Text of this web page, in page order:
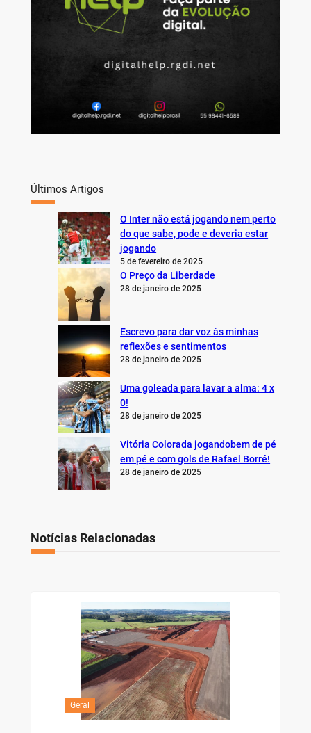
Últimos Artigos
O Inter não está jogando nem perto
do que sabe, pode e deveria estar
jogando
5 de fevereiro de 2025
O Preço da Liberdade
28 de janeiro de 2025
Escrevo para dar voz às minhas
reflexões e sentimentos
28 de janeiro de 2025
Uma goleada para lavar a alma: 4 x
0!
28 de janeiro de 2025
Vitória Colorada jogandobem de pé
em pé e com gols de Rafael Borré!
28 de janeiro de 2025
Notícias Relacionadas
Geral